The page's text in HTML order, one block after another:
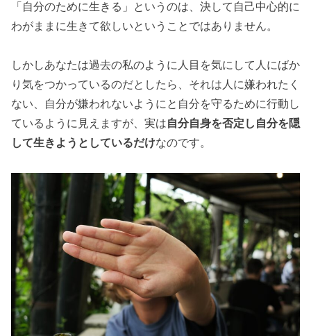
「自分のために生きる」というのは、決して自己中心的に
わがままに生きて欲しいということではありません。
しかしあなたは過去の私のように人目を気にして人にばか
り気をつかっているのだとしたら、それは人に嫌われたく
ない、自分が嫌われないようにと自分を守るために行動し
ているように見えますが、実は自分自身を否定し自分を隠
して生きようとしているだけなのです。